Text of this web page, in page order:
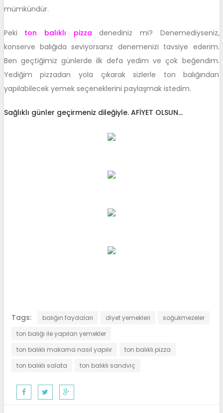
mümkündür.
Peki ton balıklı pizza denediniz mi? Denemediyseniz,
konserve balığıda seviyorsanız denemenizi tavsiye ederim.
Ben geçtiğimiz günlerde ilk defa yedim ve çok beğendim.
Yediğim pizzadan yola çıkarak sizlerle ton balığından
yapılabilecek yemek seçeneklerini paylaşmak istedim.
Sağlıklı günler geçirmeniz dileğiyle. AFİYET OLSUN…
Tags: balığın faydaları diyet yemekleri
soğukmezeler
ton balığı ile yapılan yemekler
ton balıklı makarna nasıl yapılır
ton balıklı pizza
ton balıklı salata
ton balıklı sandviç